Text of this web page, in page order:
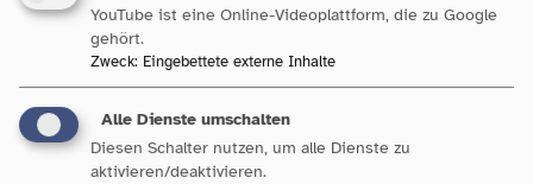
Inklusives Redaktionsnetzwerk – Menschen mit
kognitiver Beeinträchtigung, ihre eigenen Themen
journalistisch aufzubereiten und zu veröffentlichen.…
YouTube ist eine Online-Videoplattform, die zu Google
gehört.
Zweck: Eingebettete externe Inhalte
Alle Dienste umschalten
Diesen Schalter nutzen, um alle Dienste zu
aktivieren/deaktivieren.